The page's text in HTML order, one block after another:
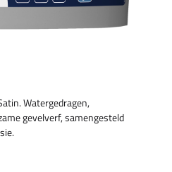
Watergedragen,
gevelverf, samengesteld